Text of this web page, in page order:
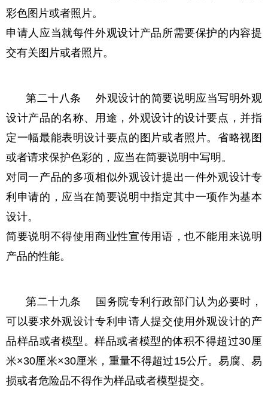
彩色图片或者照片。
申请人应当就每件外观设计产品所需要保护的内容提
交有关图片或者照片。
第二十八条 外观设计的简要说明应当写明外观
设计产品的名称、用途，外观设计的设计要点，并指
定一幅最能表明设计要点的图片或者照片。省略视图
或者请求保护色彩的，应当在简要说明中写明。
对同一产品的多项相似外观设计提出一件外观设计专
利申请的，应当在简要说明中指定其中一项作为基本
设计。
简要说明不得使用商业性宣传用语，也不能用来说明
产品的性能。
第二十九条 国务院专利行政部门认为必要时，
可以要求外观设计专利申请人提交使用外观设计的产
品样品或者模型。样品或者模型的体积不得超过30厘
米×30厘米×30厘米，重量不得超过15公斤。易腐、易
损或者危险品不得作为样品或者模型提交。